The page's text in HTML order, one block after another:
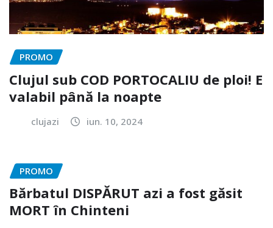
PROMO
Clujul sub COD PORTOCALIU de ploi! E
valabil până la noapte
clujazi iun. 10, 2024
PROMO
Bărbatul DISPĂRUT azi a fost găsit
MORT în Chinteni